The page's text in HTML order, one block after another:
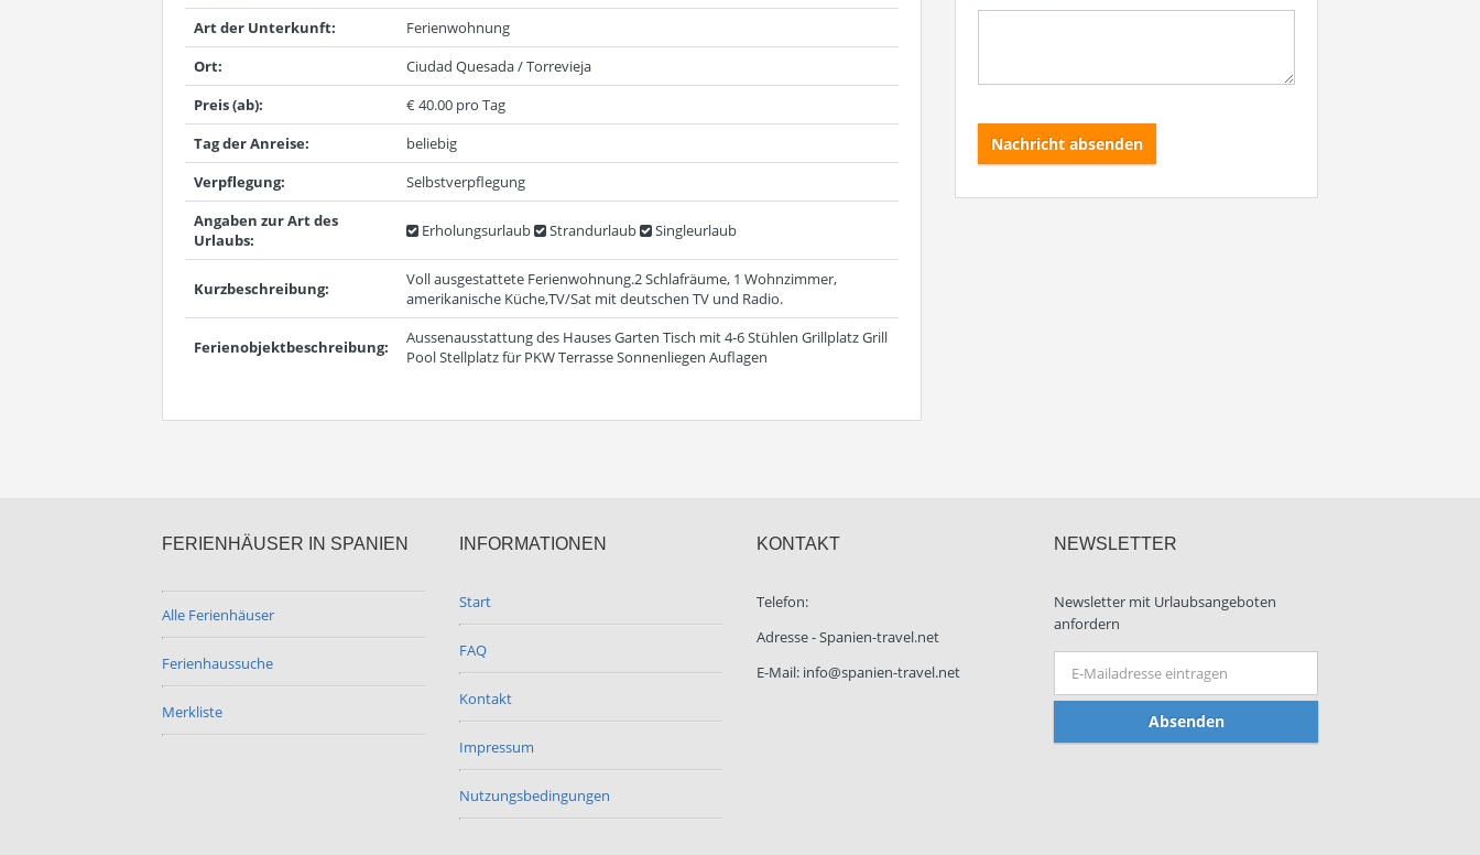
Art der Unterkunft:
Ferienwohnung
Ort:
Ciudad Quesada / Torrevieja
Preis (ab):
€ 40.00 pro Tag
Tag der Anreise:
beliebig
Verpflegung:
Selbstverpflegung
Angaben zur Art des
Urlaubs:
Erholungsurlaub Strandurlaub Singleurlaub
Kurzbeschreibung:
Voll ausgestattete Ferienwohnung.2 Schlafräume, 1 Wohnzimmer,
amerikanische Küche,TV/Sat mit deutschen TV und Radio.
Ferienobjektbeschreibung:
Aussenausstattung des Hauses Garten Tisch mit 4-6 Stühlen Grillplatz Grill
Pool Stellplatz für PKW Terrasse Sonnenliegen Auflagen
Nachricht absenden
FERIENHÄUSER IN SPANIEN
Alle Ferienhäuser
Ferienhaussuche
Merkliste
INFORMATIONEN
Start
FAQ
Kontakt
Impressum
Nutzungsbedingungen
KONTAKT
Telefon:
Adresse - Spanien-travel.net
E-Mail: info@spanien-travel.net
NEWSLETTER
Newsletter mit Urlaubsangeboten
anfordern
Absenden